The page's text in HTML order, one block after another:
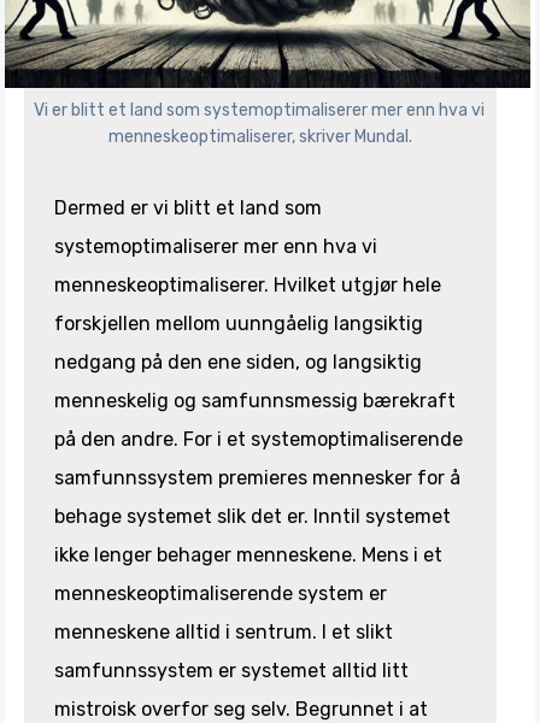
Vi er blitt et land som systemoptimaliserer mer enn hva vi
menneskeoptimaliserer, skriver Mundal.
Dermed er vi blitt et land som
systemoptimaliserer mer enn hva vi
menneskeoptimaliserer. Hvilket utgjør hele
forskjellen mellom uunngåelig langsiktig
nedgang på den ene siden, og langsiktig
menneskelig og samfunnsmessig bærekraft
på den andre. For i et systemoptimaliserende
samfunnssystem premieres mennesker for å
behage systemet slik det er. Inntil systemet
ikke lenger behager menneskene. Mens i et
menneskeoptimaliserende system er
menneskene alltid i sentrum. I et slikt
samfunnssystem er systemet alltid litt
mistroisk overfor seg selv. Begrunnet i at